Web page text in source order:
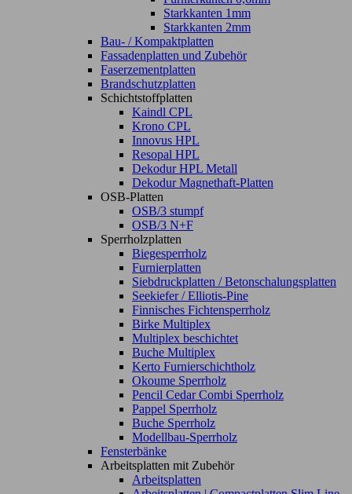
Starkkanten 1mm
Starkkanten 2mm
Bau- / Kompaktplatten
Fassadenplatten und Zubehör
Faserzementplatten
Brandschutzplatten
Schichtstoffplatten
Kaindl CPL
Krono CPL
Innovus HPL
Resopal HPL
Dekodur HPL Metall
Dekodur Magnethaft-Platten
OSB-Platten
OSB/3 stumpf
OSB/3 N+F
Sperrholzplatten
Biegesperrholz
Furnierplatten
Siebdruckplatten / Betonschalungsplatten
Seekiefer / Elliotis-Pine
Finnisches Fichtensperrholz
Birke Multiplex
Multiplex beschichtet
Buche Multiplex
Kerto Furnierschichtholz
Okoume Sperrholz
Pencil Cedar Combi Sperrholz
Pappel Sperrholz
Buche Sperrholz
Modellbau-Sperrholz
Fensterbänke
Arbeitsplatten mit Zubehör
Arbeitsplatten